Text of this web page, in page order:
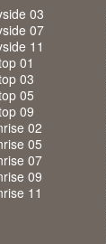
03
07
11
01
03
05
09
02
05
07
09
11